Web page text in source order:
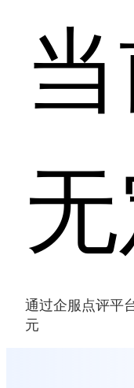
通过企服点评平
元